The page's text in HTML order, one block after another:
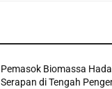
Pemasok Biomassa
Serapan di Tengah